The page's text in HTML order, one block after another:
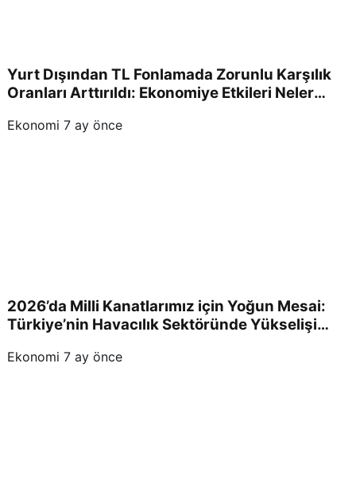
Yurt Dışından TL Fonlamada Zorunlu Karşılık
Oranları Arttırıldı: Ekonomiye Etkileri Neler
Ekonomi 7 ay önce
2026’da Milli Kanatlarımız için Yoğun Mesai:
Türkiye’nin Havacılık Sektöründe Yükselişi
Ekonomi 7 ay önce